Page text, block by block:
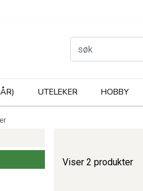
UTELEKER HOBBY
Viser 2 produkter